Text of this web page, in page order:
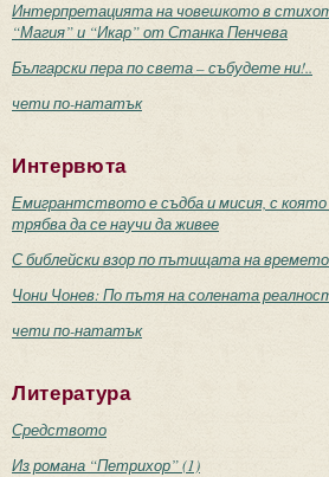
Интерпретацията на човешкото в
“Магия” и “Икар” от Станка Пенчева
Български пера по света – събудете ни!..
чети по-нататък
Интервюта
Емигрантството е съдба и мисия, с
трябва да се научи да живее
С библейски взор по пътищата на
Чони Чонев: По пътя на солената
чети по-нататък
Литература
Средството
Из романа “Петрихор” (1)